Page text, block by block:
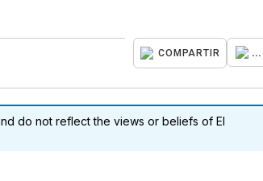
COMPARTIR ...
do not reflect the views or beliefs of El